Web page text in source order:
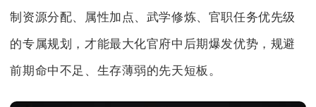
制资源分配、属性加点、武学修炼、官职任务优先级
的专属规划，才能最大化官府中后期爆发优势，规避
前期命中不足、生存薄弱的先天短板。